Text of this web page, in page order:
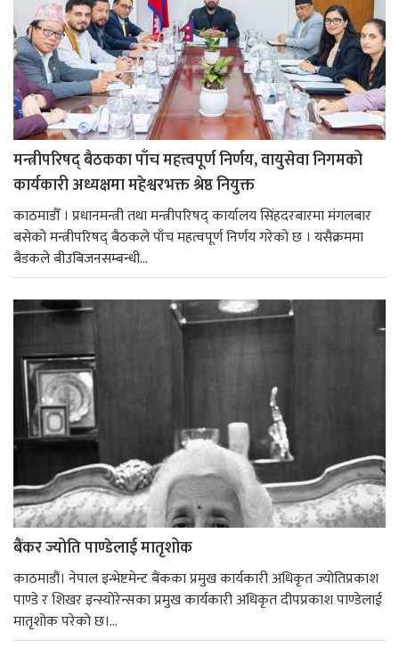
मन्त्रीपरिषद् बैठकका पाँच महत्त्वपूर्ण निर्णय, वायुसेवा निगमको
कार्यकारी अध्यक्षमा महेश्वरभक्त श्रेष्ठ नियुक्त
काठमाडौँ । प्रधानमन्त्री तथा मन्त्रीपरिषद् कार्यालय सिंहदरबारमा मंगलबार
बसेको मन्त्रीपरिषद् बैठकले पाँच महत्वपूर्ण निर्णय गरेको छ । यसैक्रममा
बैडकले बीउबिजनसम्बन्धी...
बैंकर ज्योति पाण्डेलाई मातृशोक
काठमाडौं। नेपाल इन्भेष्टमेन्ट बैंकका प्रमुख कार्यकारी अधिकृत ज्योतिप्रकाश
पाण्डे र शिखर इन्स्योरेन्सका प्रमुख कार्यकारी अधिकृत दीपप्रकाश पाण्डेलाई
मातृशोक परेको छ।...